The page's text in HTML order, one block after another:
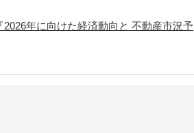
年に向けた経済動向と 不動産市況予